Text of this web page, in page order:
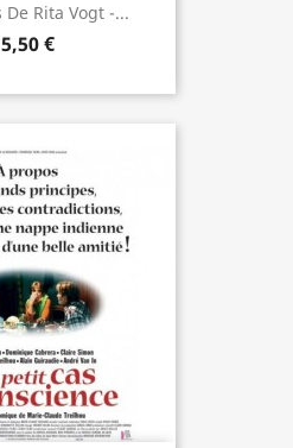
De Rita Vogt -...
5,50 €